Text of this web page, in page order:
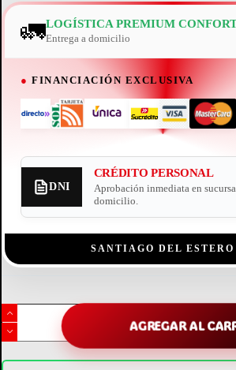
🚛LOGÍSTICA PREMIUM
Entrega a domicilio
● FINANCIACIÓN EXCLUSIVA
DNI
CRÉDITO PERSONAL
Aprobación inmediata en
domicilio.
SANTIAGO DEL ESTERO
bicicleta
fija
magnética
arg-
AGREGAR AL